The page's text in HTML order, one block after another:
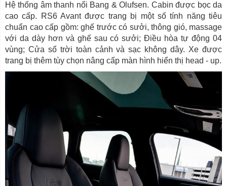
Hệ thống âm thanh nổi Bang & Olufsen. Cabin được bọc da
cao cấp. RS6 Avant được trang bị một số tính năng tiêu
chuẩn cao cấp gồm: ghế trước có sưởi, thông gió, massage
với da dày hơn và ghế sau có sưởi; Điều hòa tự động 04
vùng; Cửa sổ trời toàn cảnh và sạc không dây. Xe được
trang bị thêm tùy chọn nâng cấp màn hình hiển thị head - up.